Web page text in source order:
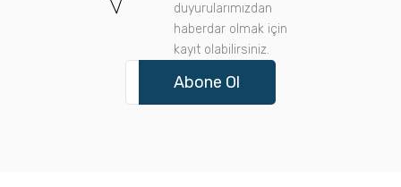
duyurularımızdan
haberdar olmak için
kayıt olabilirsiniz.
Abone Ol